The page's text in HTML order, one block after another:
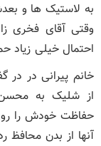
به لاستیک ها و
وقتی آقای فخری
احتمال خیلی زیاد
خانم پیرانی در در
از شلیک به
حفاظت خودش را روی
آنها از بدن محافظ